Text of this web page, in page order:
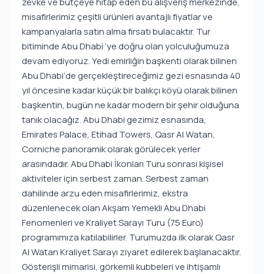
misafirlerimiz çeşitli ürünleri avantajlı fiyatlar ve
kampanyalarla satın alma fırsatı bulacaktır. Tur
bitiminde Abu Dhabi ‘ye doğru olan yolculuğumuza
devam ediyoruz. Yedi emirliğin başkenti olarak bilinen
Abu Dhabi‘de gerçekleştireceğimiz gezi esnasında 40
yıl öncesine kadar küçük bir balıkçı köyü olarak bilinen
başkentin, bugün ne kadar modern bir şehir olduğuna
tanık olacağız. Abu Dhabi gezimiz esnasında,
Emirates Palace, Etihad Towers, Qasr Al Watan,
Corniche panoramik olarak görülecek yerler
arasındadır. Abu Dhabi İkonları Turu sonrası kişisel
aktiviteler için serbest zaman. Serbest zaman
dahilinde arzu eden misafirlerimiz, ekstra
düzenlenecek olan Akşam Yemekli Abu Dhabi
Fenomenleri ve Kraliyet Sarayı Turu (75 Euro)
programımıza katılabilirler. Turumuzda ilk olarak Qasr
Al Watan Kraliyet Sarayı ziyaret edilerek başlanacaktır.
Gösterişli mimarisi, görkemli kubbeleri ve ihtişamlı